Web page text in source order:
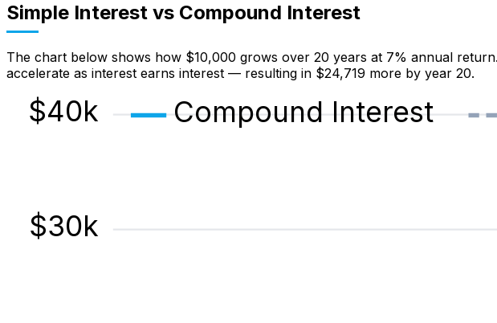
Simple Interest vs Compound Interest
The chart below shows how $10,000 grows over 20 years at 7% annual
accelerate as interest earns interest — resulting in $24,719 more by year 20.
$30k
$40k Compound Interest